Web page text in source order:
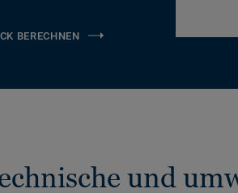
BERECHNEN
und